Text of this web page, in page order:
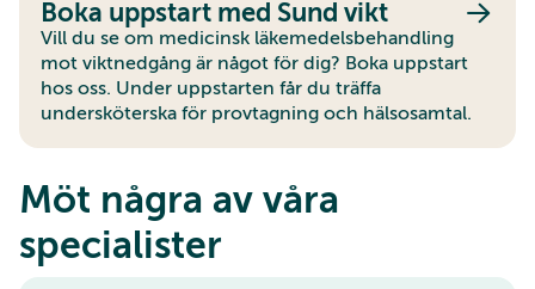
Boka uppstart med Sund vikt
Vill du se om medicinsk läkemedelsbehandling
mot viktnedgång är något för dig? Boka uppstart
hos oss. Under uppstarten får du träffa
undersköterska för provtagning och hälsosamtal.
Möt några av våra
specialister